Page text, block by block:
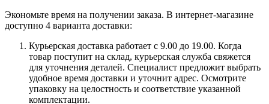
Экономьте время на получении заказа. В интернет-магазине
доступно 4 варианта доставки:
Курьерская доставка работает с 9.00 до 19.00. Когда
товар поступит на склад, курьерская служба свяжется
для уточнения деталей. Специалист предложит выбрать
удобное время доставки и уточнит адрес. Осмотрите
упаковку на целостность и соответствие указанной
комплектации.